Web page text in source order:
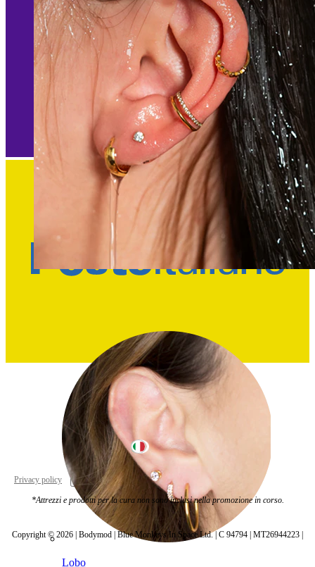
Lobo
Italy
Privacy policy Cookie settings
*Attrezzi e prodotti per la cura non sono inclusi nella promozione in corso.
Copyright © 2026 | Bodymod | Blue Monkeys In Space Ltd. | C 94794 | MT26944223 |